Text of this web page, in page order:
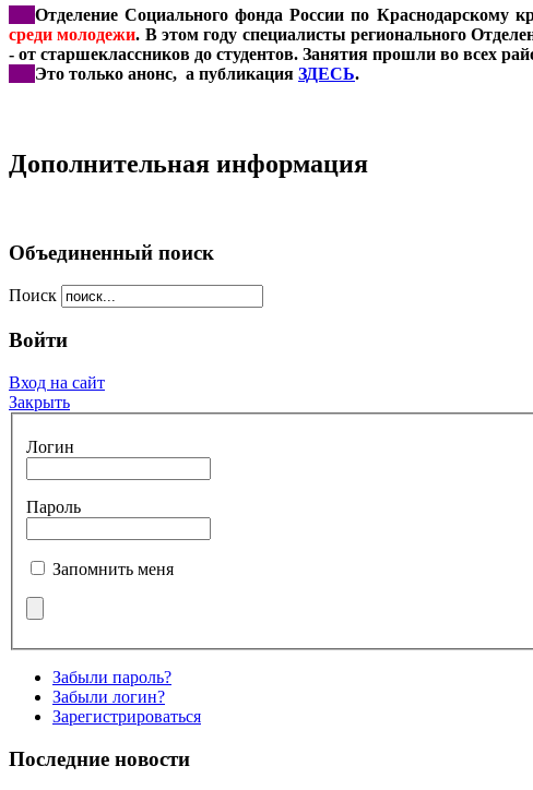
Отделение Социального фонда России по Краснодарскому
среди молодежи. В этом году специалисты регионального
- от старшеклассников до студентов. Занятия прошли во всех
Это только анонс, а публикация ЗДЕСЬ.
Дополнительная информация
Объединенный поиск
Поиск
Войти
Вход на сайт
Закрыть
Логин
Пароль
Запомнить меня
Забыли пароль?
Забыли логин?
Зарегистрироваться
Последние новости